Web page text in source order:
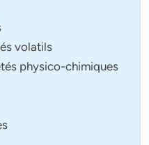
volatils
physico-chimiques